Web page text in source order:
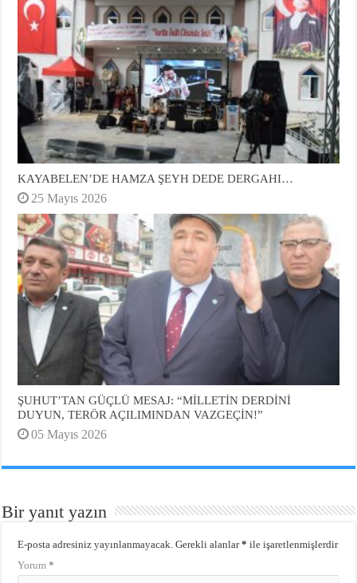
KAYABELEN’DE HAMZA ŞEYH DEDE DERGAHI…
25 Mayıs 2026
ŞUHUT’TAN GÜÇLÜ MESAJ: “MİLLETİN DERDİNİ
DUYUN, TERÖR AÇILIMINDAN VAZGEÇİN!”
05 Mayıs 2026
Bir yanıt yazın
E-posta adresiniz yayınlanmayacak. Gerekli alanlar* ile işaretlenmişlerdir
Yorum*